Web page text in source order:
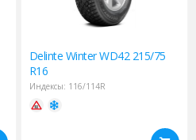
Delinte Winter WD42 215/75
R16
Индексы: 116/114R